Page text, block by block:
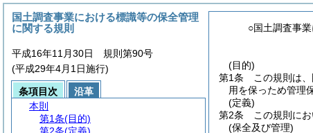
○国土調査事
(目的)
第1条
この規則は
用を保っため管理
(定義)
第2条
この規則に
(保全及び管理)
国土調査事業における標識等の保全管理
に関する規則
平成16年11月30日 規則第90号
(平成29年4月1日施行)
条項目次
沿革
本則
第1条(目的)